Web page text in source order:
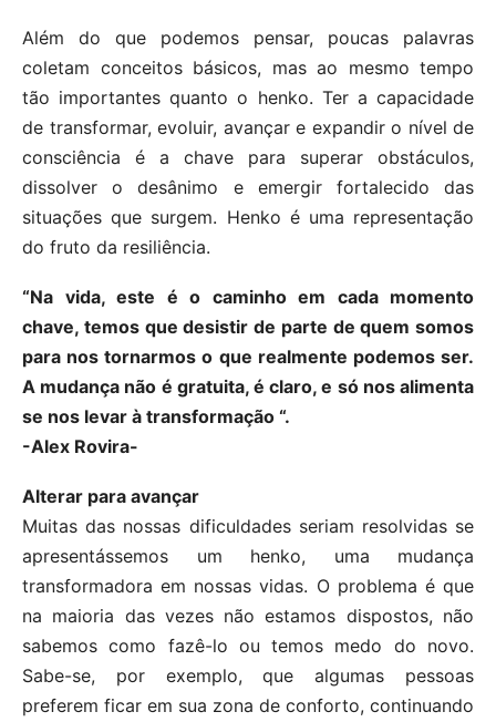
Além do que podemos pensar, poucas palavras
coletam conceitos básicos, mas ao mesmo tempo
tão importantes quanto o henko. Ter a capacidade
de transformar, evoluir, avançar e expandir o nível de
consciência é a chave para superar obstáculos,
dissolver o desânimo e emergir fortalecido das
situações que surgem. Henko é uma representação
do fruto da resiliência.
“Na vida, este é o caminho em cada momento
chave, temos que desistir de parte de quem somos
para nos tornarmos o que realmente podemos ser.
A mudança não é gratuita, é claro, e só nos alimenta
se nos levar à transformação “.
-Alex Rovira-
Alterar para avançar
Muitas das nossas dificuldades seriam resolvidas se
apresentássemos um henko, uma mudança
transformadora em nossas vidas. O problema é que
na maioria das vezes não estamos dispostos, não
sabemos como fazê-lo ou temos medo do novo.
Sabe-se, por exemplo, que algumas pessoas
preferem ficar em sua zona de conforto, continuando